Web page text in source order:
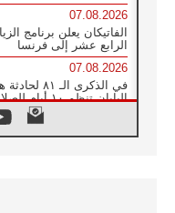
07.08.2026
الفاتيكان يعلن برنامج
الرابع عشر إلى فرنسا
07.08.2026
في الذكرى
اليابان تنظم ١٠ أيام للصلاة على نية السلام
الكنيسة في الأوروغواي: